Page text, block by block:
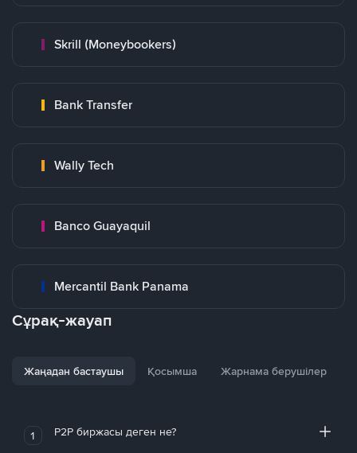
Skrill (Moneybookers)
Bank Transfer
Wally Tech
Banco Guayaquil
Mercantil Bank Panama
Сұрақ-жауап
Жаңадан бастаушы Қосымша Жарнама берушілер
1 P2P биржасы деген не?